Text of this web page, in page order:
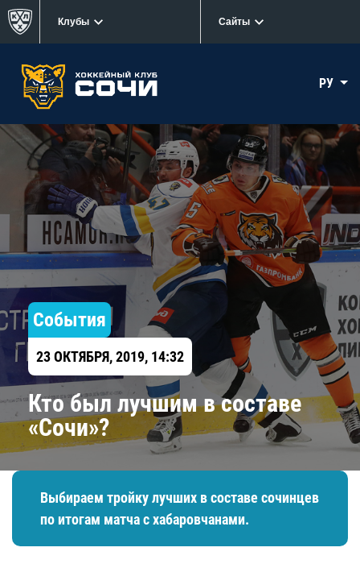
Клубы Сайты
РУ
События
23 ОКТЯБРЯ, 2019, 14:32
Кто был лучшим в составе
«Сочи»?
Выбираем тройку лучших в составе сочинцев
по итогам матча с хабаровчанами.